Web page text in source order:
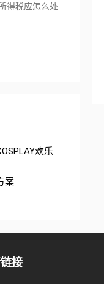
得税应怎么处
欢乐...
案
接